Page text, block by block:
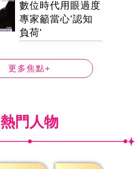
數位時代用眼過度
專家籲當心'認知
負荷'
更多焦點+
熱門人物